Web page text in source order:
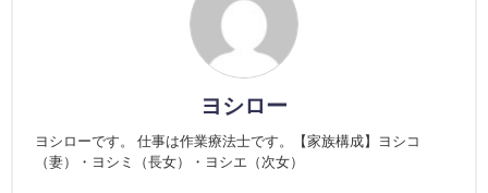
ヨシロー
ヨシローです。 仕事は作業療法士です。【家族構成】ヨシコ
（妻）・ヨシミ（長女）・ヨシエ（次女）